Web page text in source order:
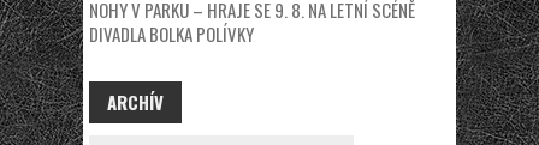
NOHY V PARKU – HRAJE SE 9. 8. NA LETNÍ SCÉNĚ
DIVADLA BOLKA POLÍVKY
ARCHÍV
ARCHÍV